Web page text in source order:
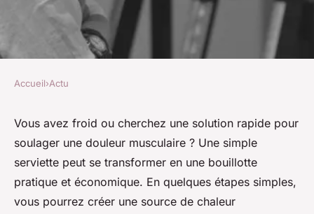
Comment faire une bouillotte
efficace avec une serviette ?
Robin•10 avril 2025•4 min de lecture
Accueil›Actu
Vous avez froid ou cherchez une solution rapide pour
soulager une douleur musculaire ? Une simple
serviette peut se transformer en une bouillotte
pratique et économique. En quelques étapes simples,
vous pourrez créer une source de chaleur